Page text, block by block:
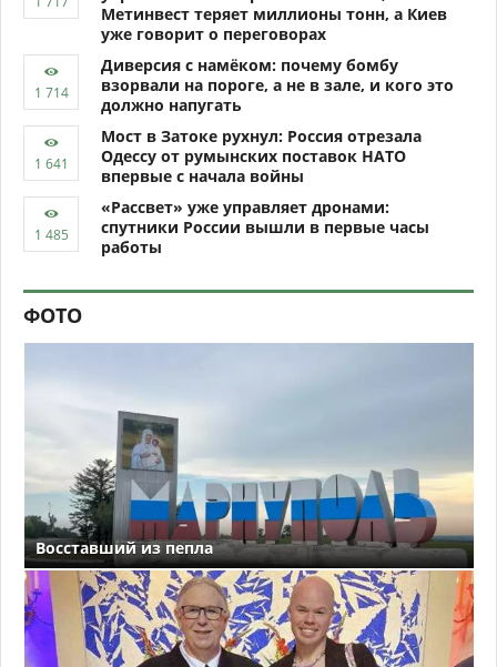
Метинвест теряет миллионы тонн, а Киев
уже говорит о переговорах
Диверсия с намёком: почему бомбу
взорвали на пороге, а не в зале, и кого это
должно напугать
Мост в Затоке рухнул: Россия отрезала
Одессу от румынских поставок НАТО
впервые с начала войны
«Рассвет» уже управляет дронами:
спутники России вышли в первые часы
работы
ФОТО
Восставший из пепла